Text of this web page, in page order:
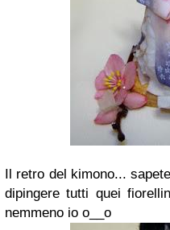
Il retro del kimono...
dipingere tutti quei
nemmeno io o__o